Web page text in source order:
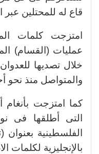
قاع له للمحتلين عبر
امتزجت كلمات
عمليات (القسام)
خلال تصديها
والمتواصل منذ نحو
كما امتزجت بأنغام
التى أطلقها فى
الفلسطينية
بالإنجليزية لكلمات